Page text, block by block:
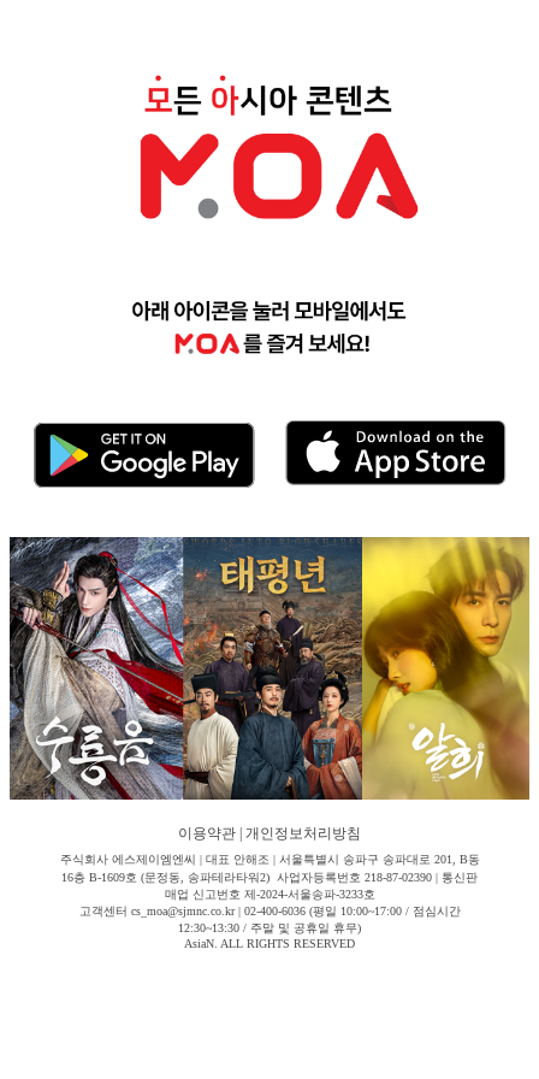
이용약관 개인정보처리방침
주식회사 에스제이엠엔씨 | 대표 안해조 | 서울특별시 송파구 송파대로 201, B동
16층 B-1609호 (문정동, 송파테라타워2) 사업자등록번호 218-87-02390 | 통신판
매업 신고번호 제-2024-서울송파-3233호
고객센터 cs_moa@sjmnc.co.kr | 02-400-6036 (평일 10:00~17:00 / 점심시간
12:30~13:30 / 주말 및 공휴일 휴무)
AsiaN. ALL RIGHTS RESERVED